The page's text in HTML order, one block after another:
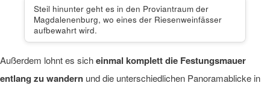
Steil hinunter geht es in den Proviantraum der
Magdalenenburg, wo eines der Riesenweinfässer
aufbewahrt wird.
Außerdem lohnt es sicheinmal komplett die Festungsmauer
entlang zu wandern und die unterschiedlichen Panoramablicke in